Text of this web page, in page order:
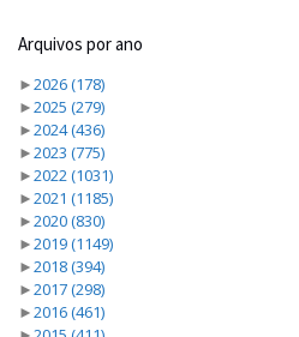
Arquivos por ano
►2026(178)
►2025 (279)
►2024(436)
►2023 (775)
►2022 (1031)
►2021 (1185)
►2020(830)
►2019(1149)
►2018(394)
►2017(298)
►2016(461)